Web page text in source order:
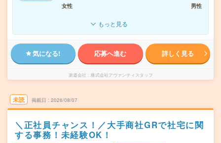
女性
男性
もっと見る
気になる! 応募へ進む 詳しく見る
派遣会社 株式会社アヴァンティスタッフ
未読 掲載日 2026/08/07
＼正社員チャンス！／大手商社GRで社宅に関
する事務！未経験OK！